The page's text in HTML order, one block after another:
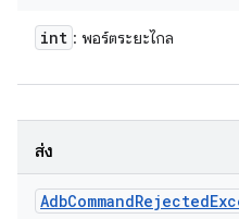
int : พอร์ตระยะไกล
ส่ง
AdbCommandRejected